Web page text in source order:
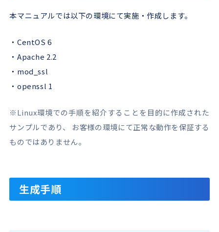
本マニュアルでは以下の環境にて実施・作成します。
・CentOS 6
・Apache 2.2
・mod_ssl
・openssl 1
※Linux環境での手順を紹介することを目的に作成された
サンプルであり、 お客様の環境にて正常な動作を保証する
ものではありません。
生成手順